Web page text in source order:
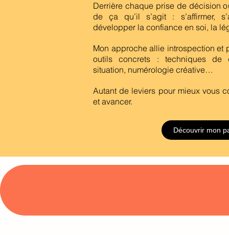
Derrière chaque prise de décision
de ça qu’il s’agit : s’affirmer,
développer la confiance en soi, la
Mon approche allie introspection et
outils concrets : techniques de
situation, numérologie créative…
Autant de leviers pour mieux vous
et avancer.
Découvrir mon